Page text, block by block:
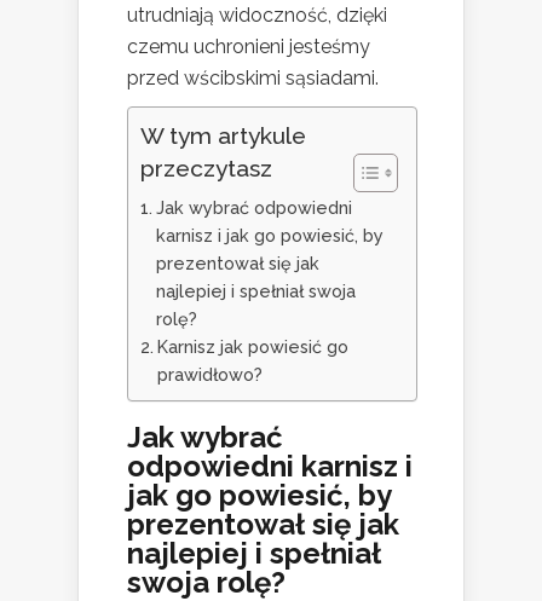
utrudniają widoczność, dzięki
czemu uchronieni jesteśmy
przed wścibskimi sąsiadami.
W tym artykule
przeczytasz
Jak wybrać odpowiedni
karnisz i jak go powiesić, by
prezentował się jak
najlepiej i spełniał swoja
rolę?
Karnisz jak powiesić go
prawidłowo?
Jak wybrać
odpowiedni karnisz i
jak go powiesić, by
prezentował się jak
najlepiej i spełniał
swoja rolę?